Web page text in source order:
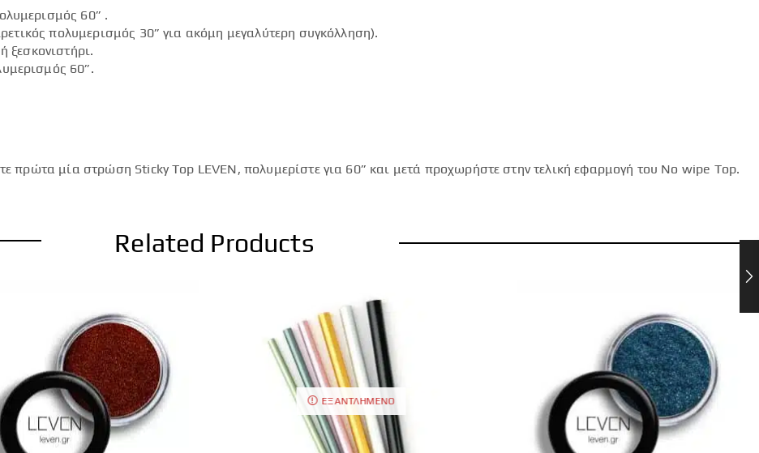
60” .
πολυμερισμός 30” για ακόμη μεγαλύτερη συγκόλληση).
ξεσκονιστήρι.
60”.
πρώτα μία στρώση Sticky Top LEVEN, πολυμερίστε για 60” και μετά προχωρήστε στην τελική εφαρμογή του No wipe Top.
Related Products
ΕΞΑΝΤΛΗΜΈΝΟ